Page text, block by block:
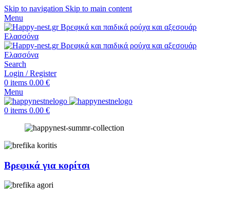
Skip to navigation Skip to main content
Menu
Search
Login / Register
0 items 0.00 €
Menu
0 items 0.00 €
Βρεφικά για κορίτσι